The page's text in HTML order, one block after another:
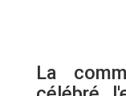
La